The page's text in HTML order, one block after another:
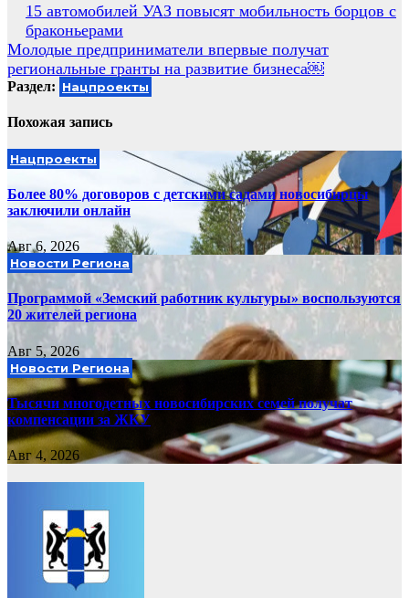
Навигация
по
записям
15 автомобилей УАЗ повысят мобильность борцов с
браконьерами
Молодые предприниматели впервые получат
региональные гранты на развитие бизнеса￼
Раздел: Нацпроекты
Похожая запись
Нацпроекты
Более 80% договоров с детскими садами новосибирцы
заключили онлайн
Авг 6, 2026
Новости Региона
Программой «Земский работник культуры» воспользуются
20 жителей региона
Авг 5, 2026
Новости Региона
Тысячи многодетных новосибирских семей получат
компенсации за ЖКУ
Авг 4, 2026